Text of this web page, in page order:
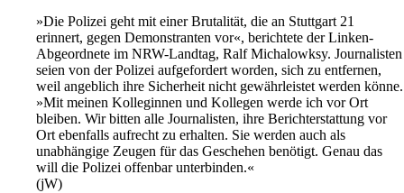
»Die Polizei geht mit einer Brutalität, die an Stuttgart 21
erinnert, gegen Demonstranten vor«, berichtete der Linken-
Abgeordnete im NRW-Landtag, Ralf Michalowksy. Journalisten
seien von der Polizei aufgefordert worden, sich zu entfernen,
weil angeblich ihre Sicherheit nicht gewährleistet werden könne.
»Mit meinen Kolleginnen und Kollegen werde ich vor Ort
bleiben. Wir bitten alle Journalisten, ihre Berichterstattung vor
Ort ebenfalls aufrecht zu erhalten. Sie werden auch als
unabhängige Zeugen für das Geschehen benötigt. Genau das
will die Polizei offenbar unterbinden.«
(jW)